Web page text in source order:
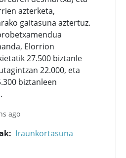
azterketa,
gaitasuna aztertuz.
Elorrion
27.500 biztanle
22.000, eta
biztanleen
ago
Iraunkortasuna